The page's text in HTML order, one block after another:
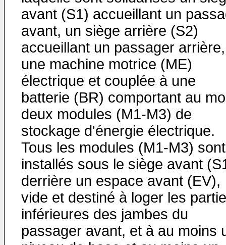
avant (S1) accueillant un
avant, un siège arrière (S2)
accueillant un passager
une machine motrice (ME)
électrique et couplée à une
batterie (BR) comportant au
deux modules (M1-M3) de
stockage d'énergie électrique.
Tous les modules (M1-M3) sont
installés sous le siège avant
derrière un espace avant (EV),
vide et destiné à loger les
inférieures des jambes du
passager avant, et à au moins